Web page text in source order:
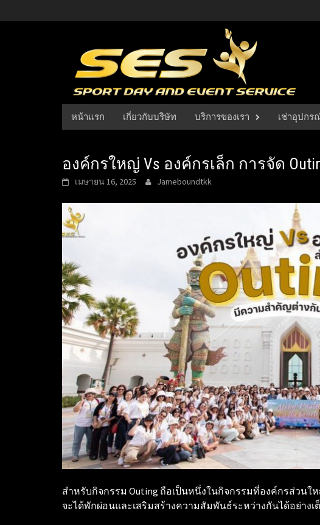
to
หน้าแรก เกี่ยวกับบริษัท บริการของเรา เช่าอุปกร
องค์กรใหญ่ Vs องค์กรเล็ก การจัด
เมษายน 16, 2025 Jameboundtkk
สำหรับกิจกรรม Outing ถือเป็นหนึ่งในกิจกรรมที่องค์กรส่วน
จะได้พักผ่อนและเสริมสร้างความสัมพันธ์ระหว่างกันได้อย่างเ